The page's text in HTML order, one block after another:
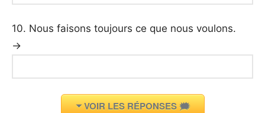
10. Nous faisons toujours ce que nous voulons.
→
VOIR LES RÉPONSES 🗯️